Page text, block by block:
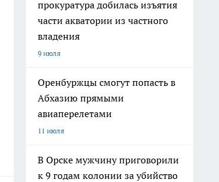
прокуратура добилась изъятия
части акватории из частного
владения
9 июля
Оренбуржцы смогут попасть в
Абхазию прямыми
авиаперелетами
11 июля
В Орске мужчину приговорили
к 9 годам колонии за убийство